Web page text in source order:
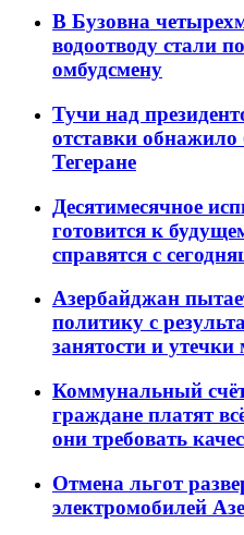
В Бузовна
водоотводу стали
омбудсмену
Тучи над
отставки обнажило
Тегеране
Десятимесячное
готовится к
справятся с
Азербайджан
политику с
занятости и
Коммунальный
граждане платят
они требовать
Отмена льгот
электромобилей